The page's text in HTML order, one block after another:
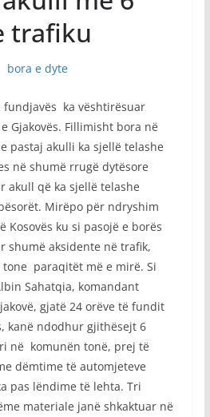
trafiku
fundjavës ka vështirësuar
Gjakovës. Fillimisht bora në
pastaj akulli ka sjellë telashe
në shumë rrugë dytësore
akull që ka sjellë telashe
Mirëpo për ndryshim
Kosovës ku si pasojë e borës
shumë aksidente në trafik,
paraqitët më e mirë. Si
Sahatqia, komandant
gjatë 24 orëve të fundit
kanë ndodhur gjithësejt 6
në komunën tonë, prej të
dëmtime të automjeteve
pas lëndime të lehta. Tri
materiale janë shkaktuar në